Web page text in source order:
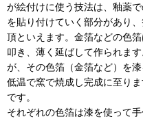
が絵付けに使う技法は、釉薬
を貼り付けていく部分があり
頂といえます。金箔などの色
叩き、薄く延ばして作られま
が、その色箔（金箔など）を
低温で窯で焼成し完成に至り
です。
それぞれの色箔は漆を使って